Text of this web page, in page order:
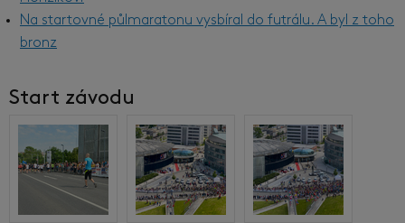
Na startovné půlmaratonu vysbíral do futrálu. A byl z toho
bronz
Start závodu